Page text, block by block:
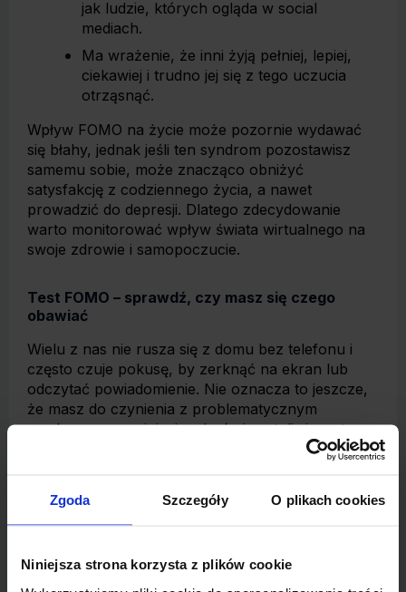
Zgoda Szczegóły O plikach cookies
Niniejsza strona korzysta z plików cookie
jak ludzie, których ogląda w social
mediach.
Ma wrażenie, że inni żyją pełniej, lepiej,
ciekawiej i trudno jej się z tego uczucia
otrząsnąć.
Wpływ FOMO na życie może pozornie wydawać
się błahy, jednak jeśli ten syndrom pozostawisz
samemu sobie, może znacząco obniżyć
satysfakcję z codziennego życia, a nawet
prowadzić do depresji. Dlatego zdecydowanie
warto monitorować wpływ świata wirtualnego na
swoje zdrowie i samopoczucie.
Test FOMO – sprawdź, czy masz się czego
obawiać
Wielu z nas nie rusza się z domu bez telefonu i
często czuje pokusę, by zerknąć na ekran lub
odczytać powiadomienie. Nie oznacza to jeszcze,
że masz do czynienia z problematycznym
syndromem pominięcia, choć niewątpliwie wato
zachować czujność. Jeśli chcesz sprawdzić, czy
doświadczeń niż ja. (TAK/NIE)